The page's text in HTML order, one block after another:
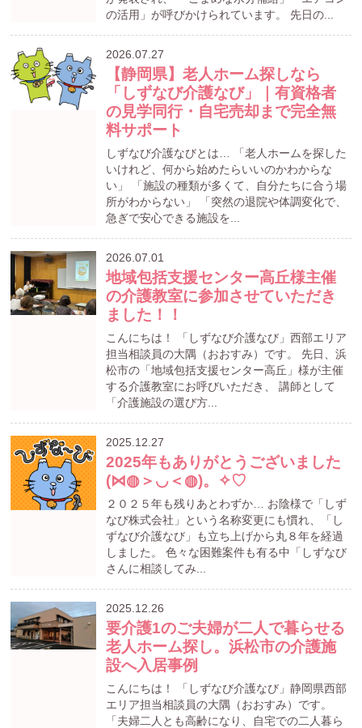
の活用」が呼びかけられています。 先日の...
2026.07.27
【静岡県】老人ホーム探しなら
「しずなび介護なび」｜有資格者
の見学同行・自宅売却まで完全無
料サポート
しずなび介護なびとは… 「老人ホームを探した
いけれど、何から始めたらいいのかわからな
い」 「施設の種類が多くて、自分たちに合う場
所がわからない」 「突然の退院や体調変化で、
急ぎで安心できる施設を...
2026.07.01
地域包括支援センター高丘様主催
の介護教室に参加させていただき
ました！！
こんにちは！ 「しずなび介護なび」西部エリア
担当相談員の大隅（おおすみ）です。 先日、浜
松市の「地域包括支援センター高丘」様が主催
する介護教室にお呼びいただき、 講師として
「介護施設の選び方...
2025.12.27
2025年もありがとうございました
(⋈◍＞◡＜◍)。✧♡
２０２５年も残りあとわずか… お陰様で「しず
なび株式会社」という名称変更にも慣れ、「し
ずなび介護なび」も立ち上げから丸８年を経過
しました。 色々な困難案件も有る中「しずなび
さんに相談してみ...
2025.12.26
要介護1のご夫婦が二人で暮らせる
老人ホーム探し。浜松市の介護施
設へ入居事例
こんにちは！ 「しずなび介護なび」静岡県西部
エリア担当相談員の大隅（おおすみ）です。
「夫婦二人とも高齢になり、自宅での二人暮ら